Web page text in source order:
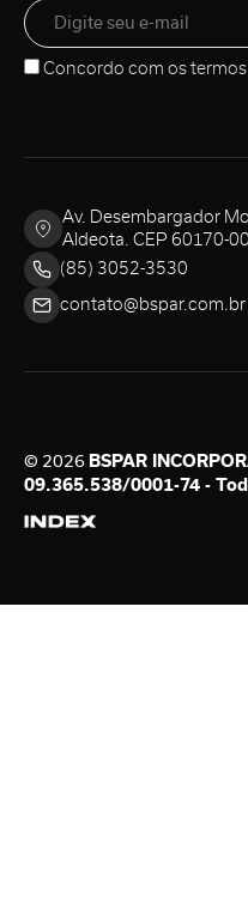
Concordo com ostermos
Av. Desembargador
Aldeota. CEP 60170-
(85) 3052-3530
contato@bspar.com.br
© 2026 BSPAR
09.365.538/0001-74 -